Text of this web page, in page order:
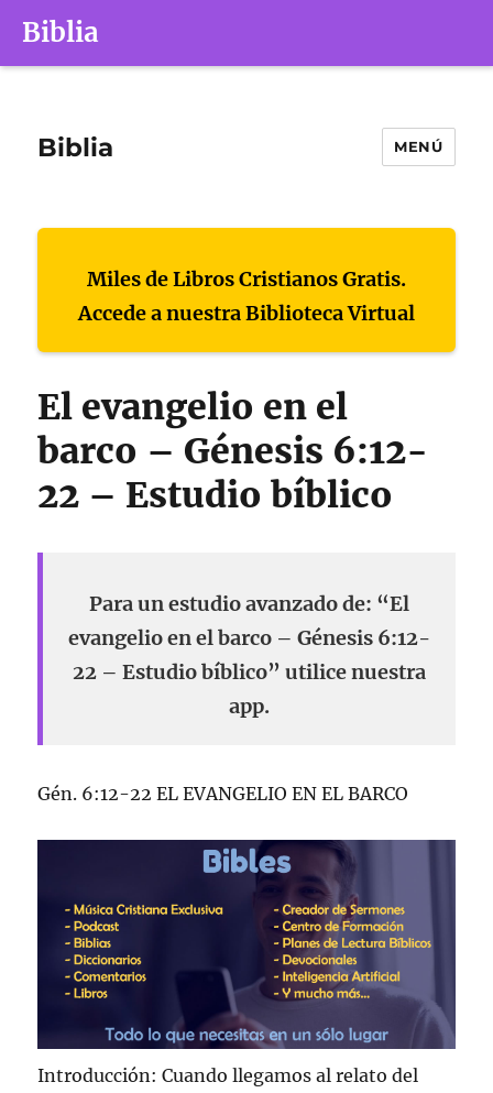
Biblia
Biblia MENÚ
Miles de Libros Cristianos Gratis.
Accede a nuestra Biblioteca Virtual
El evangelio en el
barco – Génesis 6:12-
22 – Estudio bíblico
Para un estudio avanzado de: “El
evangelio en el barco – Génesis 6:12-
22 – Estudio bíblico” utilice nuestra
app.
Gén. 6:12-22 EL EVANGELIO EN EL BARCO
Introducción: Cuando llegamos al relato del